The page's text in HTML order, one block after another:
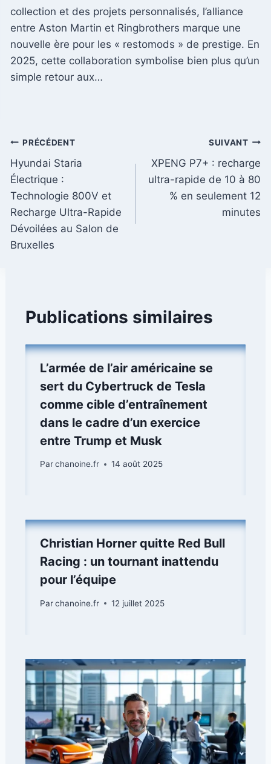
collection et des projets personnalisés, l’alliance
entre Aston Martin et Ringbrothers marque une
nouvelle ère pour les « restomods » de prestige. En
2025, cette collaboration symbolise bien plus qu’un
simple retour aux…
Navigation
de
l’article
PRÉCÉDENT
Hyundai Staria
Électrique :
Technologie 800V et
Recharge Ultra-Rapide
Dévoilées au Salon de
Bruxelles
SUIVANT
XPENG P7+ : recharge
ultra-rapide de 10 à 80
% en seulement 12
minutes
Publications similaires
L’armée de l’air américaine se
sert du Cybertruck de Tesla
comme cible d’entraînement
dans le cadre d’un exercice
entre Trump et Musk
Parchanoine.fr 14 août 2025
Christian Horner quitte Red Bull
Racing : un tournant inattendu
pour l’équipe
Parchanoine.fr 12 juillet 2025